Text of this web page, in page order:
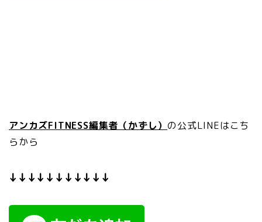
アンカズFITNESS編集者（かずし） の公式LINEはこち
らから
↓↓↓↓↓↓↓↓↓↓↓